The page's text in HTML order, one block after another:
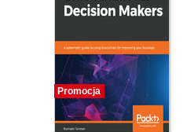
Promocja